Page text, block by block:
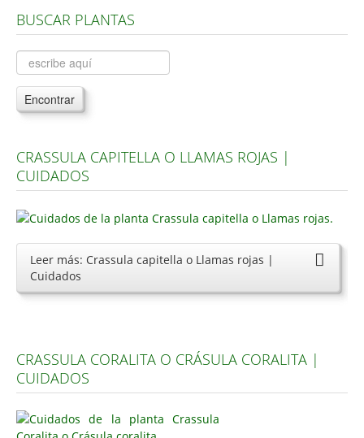
Árboles, Cicas y Palmeras de la G a la Z
Plantas Anuales y Perennes
Plantas Bulbosas y Acuáticas
Plantas de Interior
Plantas Aromáticas y de Huerto
Plantas Carnívoras y Orquídeas
Consejos
Hemisferio Norte
Hemisferio Sur
Hongos
Carencias
Fotos
BUSCAR PLANTAS
Encontrar
CRASSULA CAPITELLA O LLAMAS ROJAS |
CUIDADOS
Leer más: Crassula capitella o Llamas rojas |
Cuidados
CRASSULA CORALITA O CRÁSULA CORALITA |
CUIDADOS